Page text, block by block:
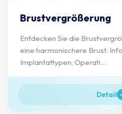
Brustvergrößerung
Entdecken Sie die
eine harmonischere Brust.
Implantattypen, Operati...
Detail